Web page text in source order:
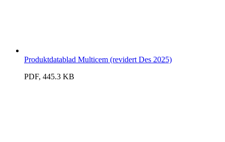
Produktdatablad Multicem (revidert Des 2025)
PDF, 445.3 KB